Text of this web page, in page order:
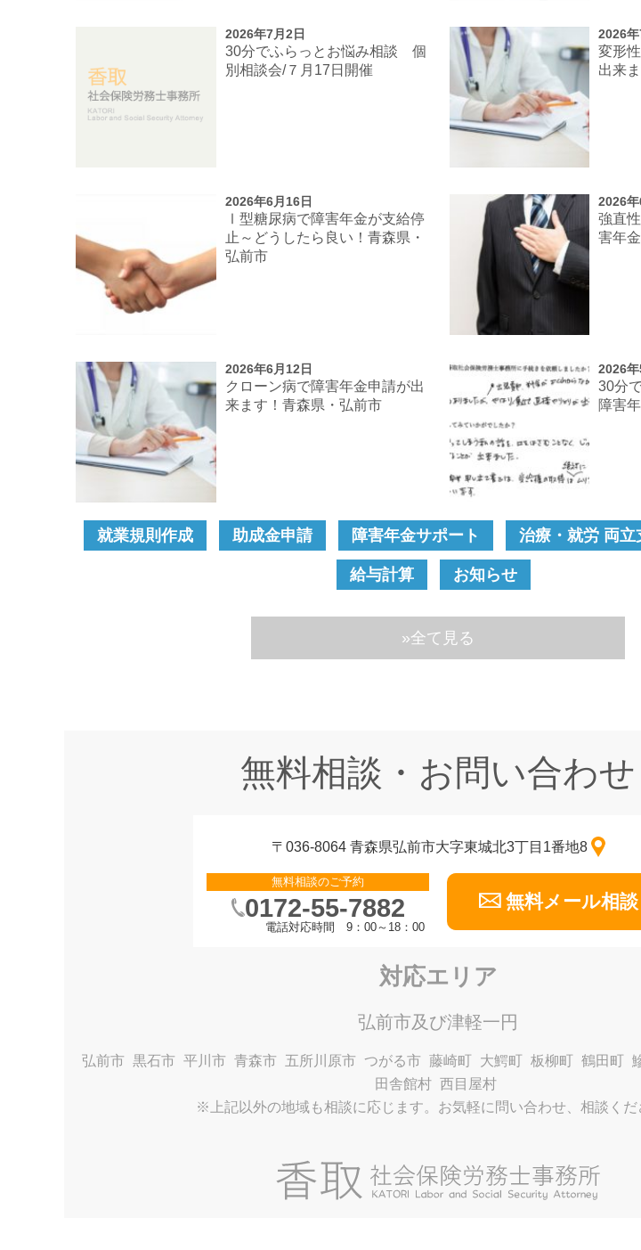
2026年7月2日
30分でふらっとお悩み相談 個
別相談会/７月17日開催
2026年
変形
出来
2026年6月16日
Ⅰ型糖尿病で障害年金が支給停
止～どうしたら良い！青森県・
弘前市
2026
強直
害年
2026年6月12日
クローン病で障害年金申請が出
来ます！青森県・弘前市
2026
30分
障害
就業規則作成 助成金申請 障害年金サポート 治療・就労 両立
給与計算 お知らせ
»全て見る
無料相談・お問い合わせ
〒036-8064 青森県弘前市大字東城北3丁目1番地8
無料相談のご予約
0172-55-7882
電話対応時間 9：00～18：00
無料メール相談
対応エリア
弘前市及び津軽一円
弘前市 黒石市 平川市 青森市 五所川原市 つがる市 藤崎町 大鰐町 板柳町 鶴田町
田舎館村 西目屋村
※上記以外の地域も相談に応じます。お気軽に問い合わせ、相談くだ